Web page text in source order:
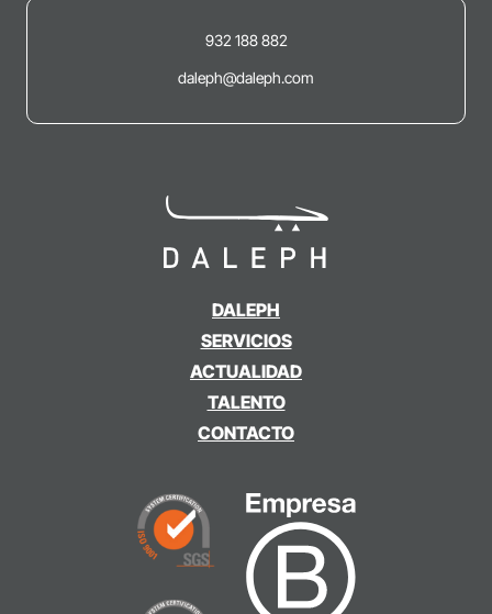
DALEPH
SERVICIOS
ACTUALIDAD
TALENTO
CONTACTO
932 188 882
daleph@daleph.com